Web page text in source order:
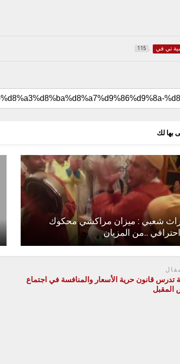
تي في 115
بها لك
شعبي : ميزان مراكشي محكوك
..من المزيان
تدرس قانون حرية الأسعار والمنافسة في اجتماع
المقبل